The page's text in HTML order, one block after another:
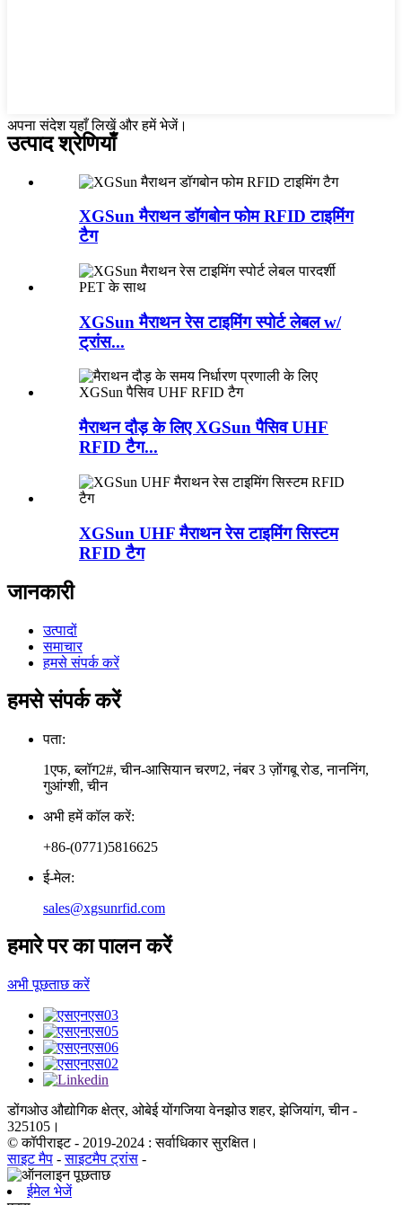
अपना संदेश यहाँ लिखें और हमें भेजें।
उत्पाद श्रेणियाँ
XGSun मैराथन डॉगबोन फोम RFID टाइमिंग
टैग
XGSun मैराथन रेस टाइमिंग स्पोर्ट लेबल w/
ट्रांस...
मैराथन दौड़ के लिए XGSun पैसिव UHF
RFID टैग...
XGSun UHF मैराथन रेस टाइमिंग सिस्टम
RFID टैग
जानकारी
उत्पादों
समाचार
हमसे संपर्क करें
हमसे संपर्क करें
पता:
1एफ, ब्लॉग2#, चीन-आसियान चरण2, नंबर 3 ज़ोंगबू रोड, नाननिंग,
गुआंग्शी, चीन
अभी हमें कॉल करें:
+86-(0771)5816625
ई-मेल:
sales@xgsunrfid.com
हमारे पर का पालन करें
अभी पूछताछ करें
डोंगओउ औद्योगिक क्षेत्र, ओबेई योंगजिया वेनझोउ शहर, झेजियांग, चीन -
325105।
© कॉपीराइट - 2019-2024 : सर्वाधिकार सुरक्षित।
साइट मैप -साइटमैप ट्रांस -
ईमेल भेजें